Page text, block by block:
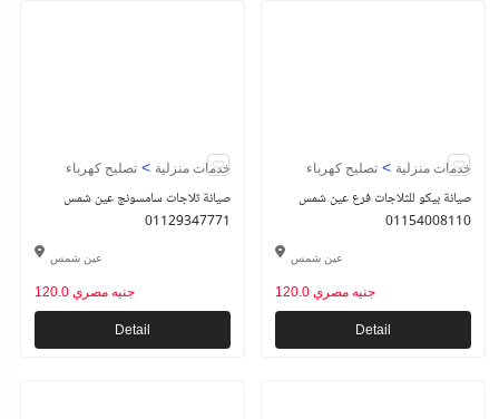
خدمات منزلية > تصليح كهرباء
صيانة ثلاجات سامسونج عين شمس
01129347771
عين شمس
120.0 جنيه مصري
Detail
خدمات منزلية > تصليح كهرباء
صيانة بيكو للثلاجات فرع عين شمس
01154008110
عين شمس
120.0 جنيه مصري
Detail